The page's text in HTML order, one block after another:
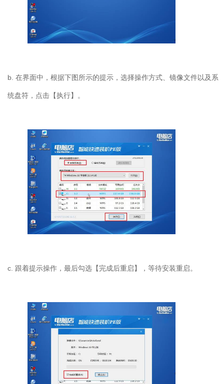
b. 在界面中，根据下图所示的提示，选择操作方式、镜像文件以及系
统盘符，点击【执行】。
c. 跟着提示操作，最后勾选【完成后重启】，等待安装重启。